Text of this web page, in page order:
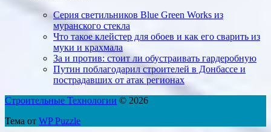
Серия светильников Blue Green Works из
муранского стекла
Что такое клейстер для обоев и как его сварить из
муки и крахмала
За и против: стоит ли ​обу­страи­вать гарде­роб­ную
Путин поблагодарил строителей в Донбассе и
пострадавших от атак регионах
Строительные Технологии © 2026
Тема от WP Puzzle